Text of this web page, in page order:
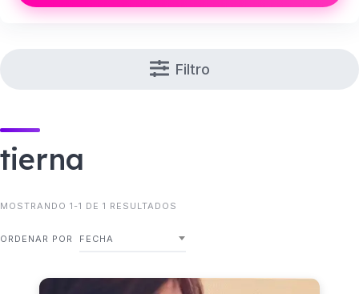
Filtro
tierna
MOSTRANDO 1-1 DE 1 RESULTADOS
ORDENAR POR FECHA